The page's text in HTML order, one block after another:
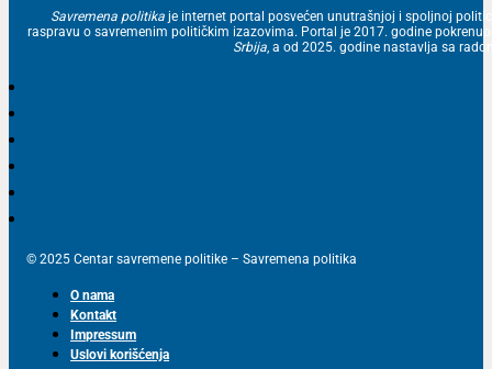
Savremena politika je internet portal posvećen unutrašnjoj i spoljnoj
raspravu o savremenim političkim izazovima. Portal je 2017. godine
Srbija, a od 2025. godine nastavlja sa
© 2025 Centar savremene politike – Savremena politika
O nama
Kontakt
Impressum
Uslovi korišćenja